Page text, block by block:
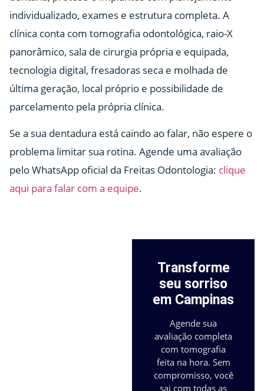
individualizado, exames e estrutura completa. A
clínica conta com tomografia odontológica, raio-X
panorâmico, sala de cirurgia própria e equipada,
tecnologia digital, fresadoras seca e molhada de
última geração, local próprio e possibilidade de
parcelamento pela própria clínica.
Se a sua dentadura está caindo ao falar, não espere o
problema limitar sua rotina. Agende uma avaliação
pelo WhatsApp oficial da Freitas Odontologia: clique
aqui para falar com a equipe.
Transforme
seu sorriso
em Campinas
Agende sua
avaliação completa
com tomografia
feita na hora. Sem
compromisso, você
sai com todas as